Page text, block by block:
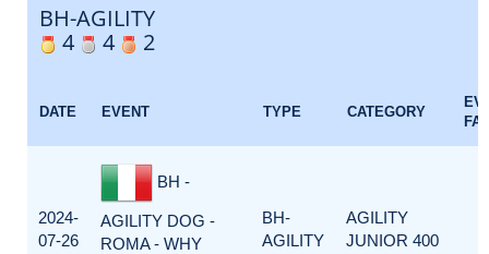
BH-AGILITY
4
4 2
DATE EVENT TYPE CATEGORY
2024-
07-26
BH -
AGILITY DOG -
ROMA - WHY
BH-
AGILITY
AGILITY
JUNIOR 400